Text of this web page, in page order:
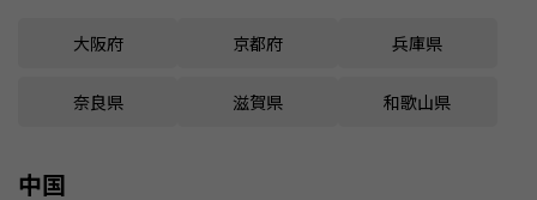
大阪府 京都府 兵庫県
奈良県 滋賀県 和歌山県
中国